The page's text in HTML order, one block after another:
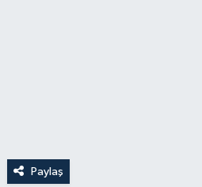
Paylaş